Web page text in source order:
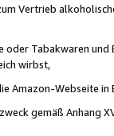
Vertrieb
oder Tabakwaren
wirbst,
Amazon-Webseite in
gemäß Anhang